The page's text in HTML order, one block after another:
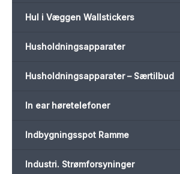
Hul i Væggen Wallstickers
Husholdningsapparater
Husholdningsapparater – Særtilbud
In ear høretelefoner
Indbygningsspot Ramme
Industri. Strømforsyninger